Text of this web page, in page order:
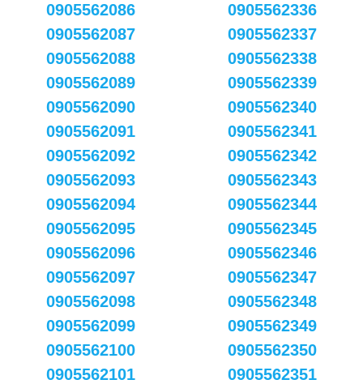
0905562086
0905562087
0905562088
0905562089
0905562090
0905562091
0905562092
0905562093
0905562094
0905562095
0905562096
0905562097
0905562098
0905562099
0905562100
0905562101
0905562336
0905562337
0905562338
0905562339
0905562340
0905562341
0905562342
0905562343
0905562344
0905562345
0905562346
0905562347
0905562348
0905562349
0905562350
0905562351